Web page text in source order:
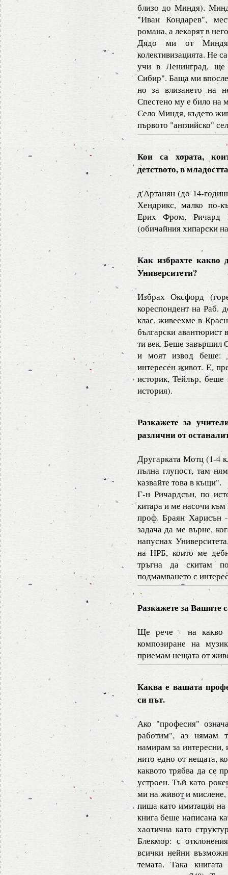
близо до Миндя).
"Иван Кондарев",
романа, а лекарят в
Дядо ми от
колективизацията. Не
учи в Ленинград, ще
Сибир". Баща ми
но за влизането на
Спестено му е било на
Село Миндя, където
първото "английско"
Кои са хората,
детството, в
д'Артанян (до 14-
Хендрикс, малко по-
Ерих Фром, Ричард
(обичайния хипарски
Как избрахте какво
Университети?
Избрах Оксфорд
кореспондент на Раб.
клас, живеехме в
български авантюрист
ти век. Беше
и моят извод беше:
интересен живот. Е,
историк, Тейлър,
история).
Разкажете за
различни от
Другарката Мотц (1-4
пълна глупост, там
казвайте това в къщи".
Г-н Ричардсън, по
китара и ме насочи
проф. Браян Харисън
задача да ме върне,
напуснах
на НРБ, които ме
тръгна да скитам
подмамването с
Разкажете за Вашите
Ще рече - на какво
композиране на
приемам нещата от
Каква е вашата
си път.
Ако "професия"
работим", аз нямам
намирам за
нито едно от нещата,
каквото трябва да се
устроен. Тъй като
ми на живот и мислене,
пиша като имитация на
книга беше написана
хаотична като
Блекмор: с
всички нейни
темата. Така